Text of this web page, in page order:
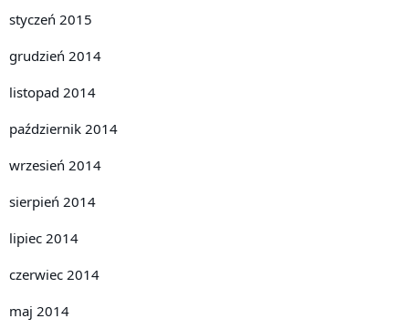
styczeń 2015
grudzień 2014
listopad 2014
październik 2014
wrzesień 2014
sierpień 2014
lipiec 2014
czerwiec 2014
maj 2014